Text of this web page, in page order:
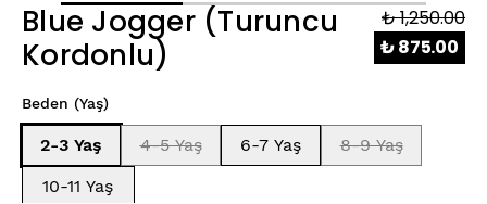
Blue Jogger (Turuncu
Kordonlu)
₺ 1,250.00
₺ 875.00
Beden (Yaş)
2-3 Yaş 4-5 Yaş 6-7 Yaş
8-9 Yaş
10-11 Yaş